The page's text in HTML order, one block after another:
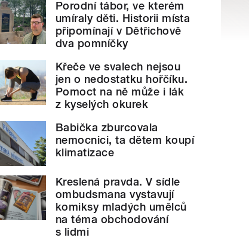
Porodní tábor, ve kterém
umíraly děti. Historii místa
připomínají v Dětřichově
dva pomníčky
Křeče ve svalech nejsou
jen o nedostatku hořčíku.
Pomoct na ně může i lák
z kyselých okurek
Babička zburcovala
nemocnici, ta dětem koupí
klimatizace
Kreslená pravda. V sídle
ombudsmana vystavují
komiksy mladých umělců
na téma obchodování
s lidmi